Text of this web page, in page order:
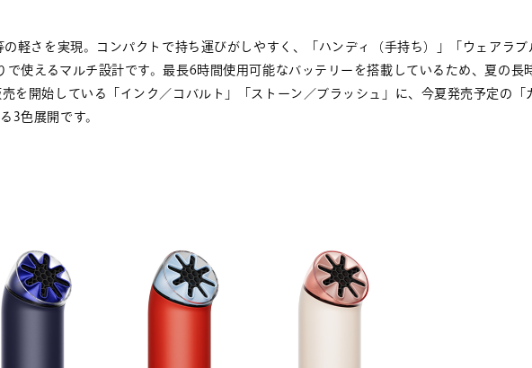
軽さを実現。コンパクトで持ち運びがしやすく、「ハンディ（手持ち）」「ウェアラブ
使えるマルチ設計です。最長6時間使用可能なバッテリーを搭載しているため、夏の長
を開始している「インク／コバルト」「ストーン／ブラッシュ」に、今夏発売予定の「
3色展開です。